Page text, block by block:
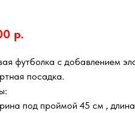
р.
футболка с добавлением
посадка.
под проймой 45 см ,